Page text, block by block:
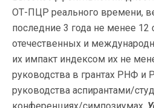
ОТ-ПЦР реального времени,
последние 3 года не менее 12
отечественных и
их импакт индексом их не
руководства в грантах РНФ
руководства аспирантами/